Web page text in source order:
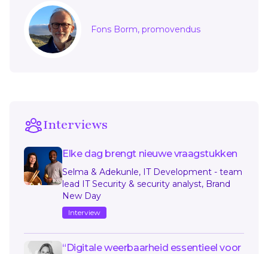
Sidebar
Fons Borm, promovendus
Interviews
Elke dag brengt nieuwe vraagstukken
Selma & Adekunle, IT Development - team
lead IT Security & security analyst, Brand
New Day
Interview
“Digitale weerbaarheid essentieel voor